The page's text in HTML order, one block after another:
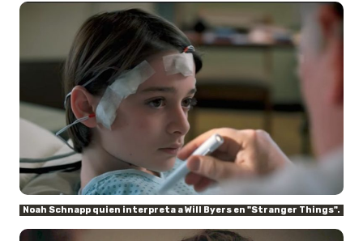
Noah Schnapp quien interpreta a Will Byers en "Stranger Things".